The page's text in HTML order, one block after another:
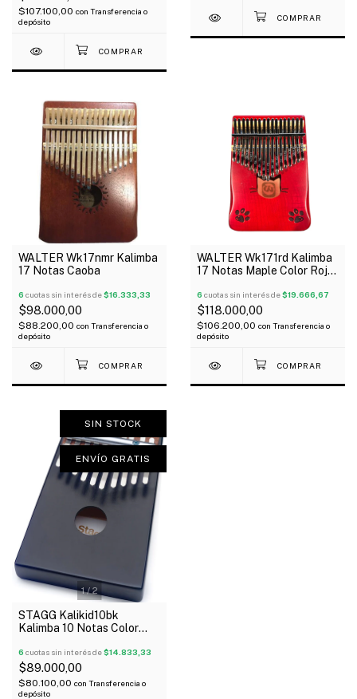
$107.100,00 con Transferencia o
depósito
WALTER Wk17nmr Kalimba
17 Notas Caoba
6 cuotas sin interés de$16.333,33
$98.000,00
$88.200,00 con Transferencia o
depósito
WALTER Wk171rd Kalimba
17 Notas Maple Color Roja
6 cuotas sin interés de$19.666,67
$118.000,00
$106.200,00 con Transferencia o
depósito
1/2
SIN STOCK
ENVÍO GRATIS
STAGG Kalikid10bk
Kalimba 10 Notas Color
6 cuotas sin interés de$14.833,33
$89.000,00
$80.100,00 con Transferencia o
depósito